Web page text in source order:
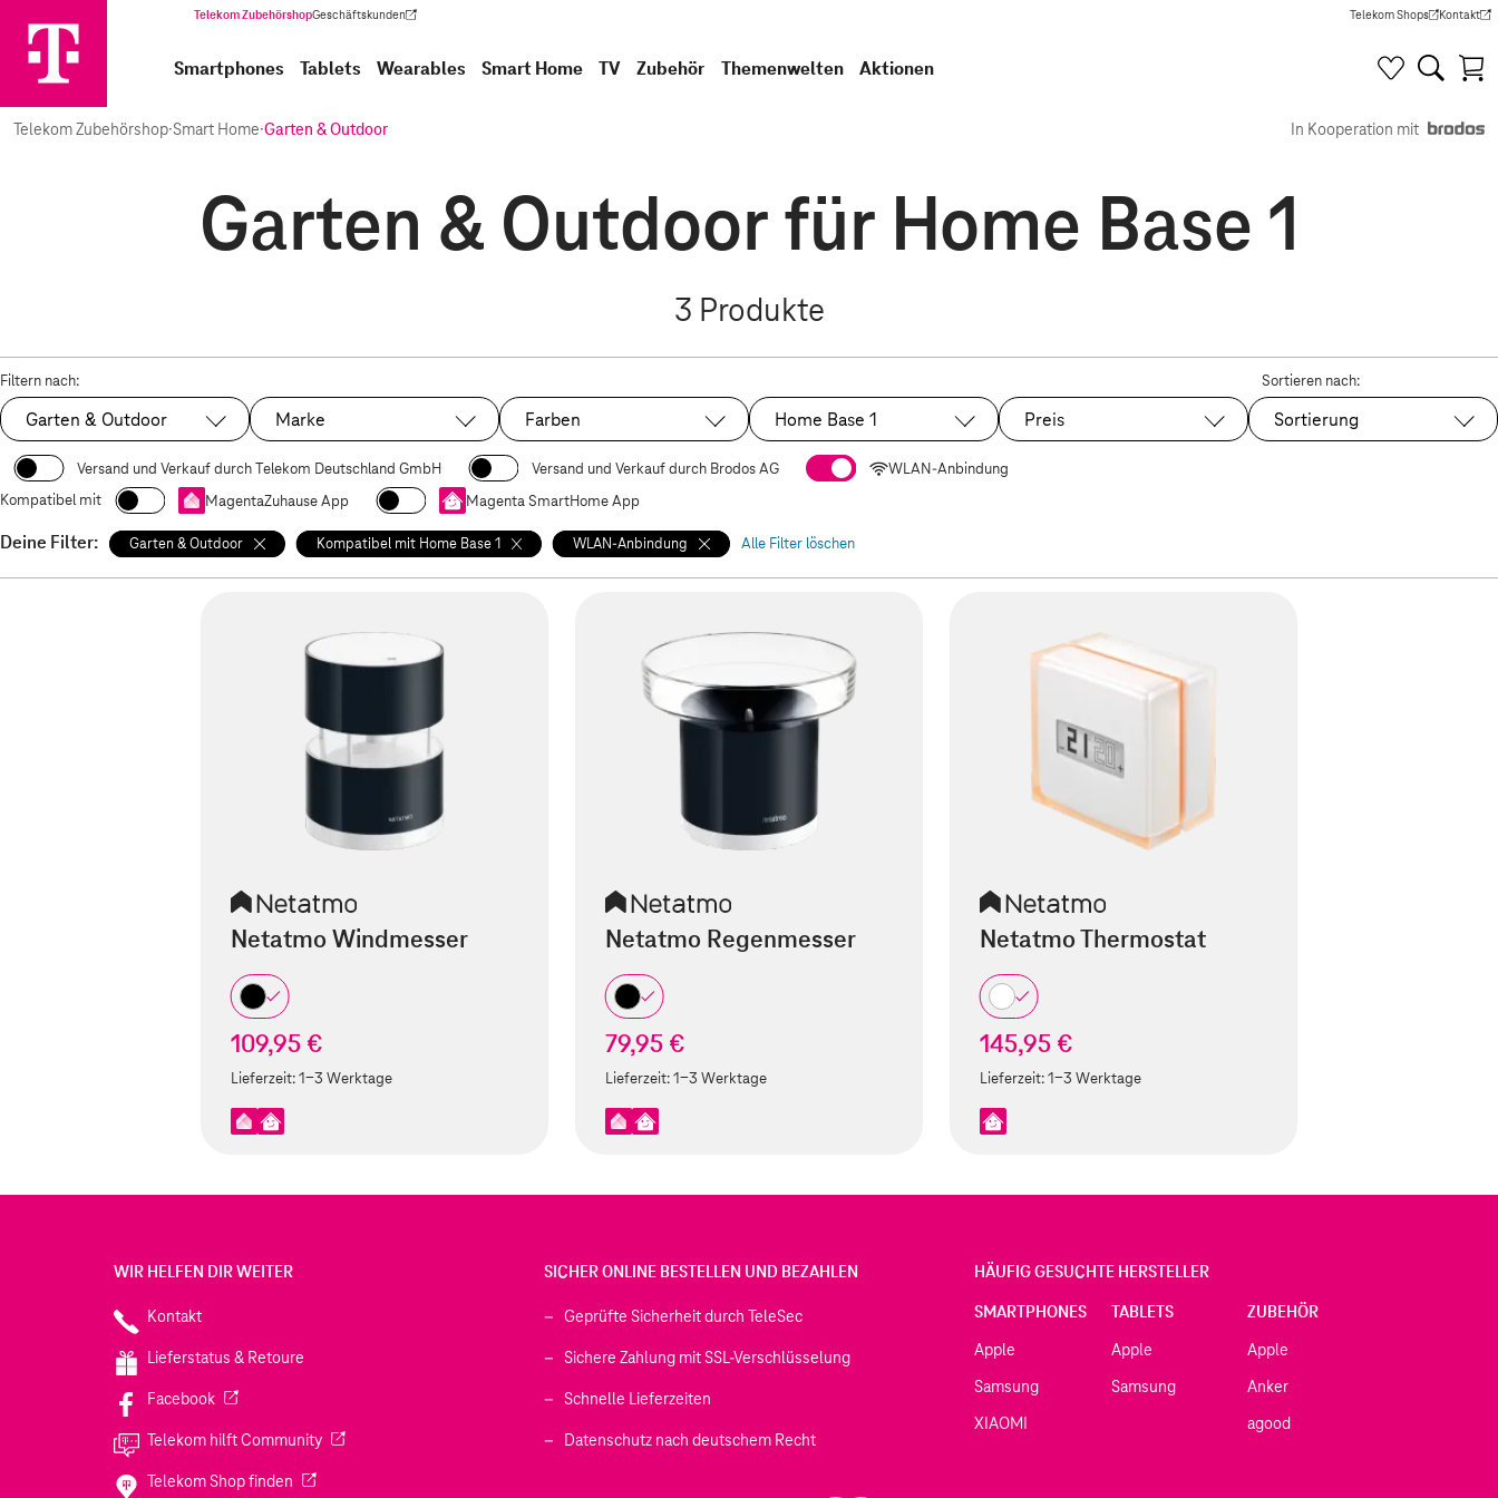
Telekom ZubehörshopGeschäftskunden
(Wird in einem neuen Tab geöffnet) Telekom Shops
(Wird in einem neuen Tab
Kontakt
(Wird in
Smartphones Tablets Wearables Smart Home TV Zubehör Themenwelten Aktionen
Telekom Zubehörshop·Smart Home·Garten & Outdoor In Kooperation mit
Garten & Outdoor für Home Base 1
3 Produkte
Filtern nach:
Ausgewählt:
Garten & Outdoor Marke Farben Ausgewählt:
Home Base 1 Preis
Sortieren nach:
Sortierung
Versand und Verkauf durch Telekom Deutschland GmbH Versand und Verkauf durch Brodos AG
WLAN-Anbindung
Kompatibel mit
MagentaZuhause App Magenta SmartHome App
Deine Filter: Garten & Outdoor Kompatibel mit Home Base 1 WLAN-Anbindung Alle Filter löschen
Netatmo Windmesser
109,95 €
Lieferzeit:1-3 Werktage
Netatmo Regenmesser
79,95 €
Lieferzeit:1-3 Werktage
Netatmo Thermostat
145,95 €
Lieferzeit:1-3 Werktage
WIR HELFEN DIR WEITER
Kontakt
Lieferstatus & Retoure
Facebook(Wird in einem neuen Tab geöffnet)
Telekom hilft Community(Wird in einem neuen Tab geöffnet)
Telekom Shop finden (Wird in einem neuen Tab geöffnet)
SICHER ONLINE BESTELLEN UND BEZAHLEN
Geprüfte Sicherheit durch TeleSec
Sichere Zahlung mit SSL-Verschlüsselung
Schnelle Lieferzeiten
Datenschutz nach deutschem Recht
HÄUFIG GESUCHTE HERSTELLER
SMARTPHONES
Apple
Samsung
XIAOMI
TABLETS
Apple
Samsung
ZUBEHÖR
Apple
Anker
agood